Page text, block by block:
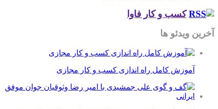
کسب و کار فاوا
آخرین ویدئو ها
آموزش کامل راه اندازی کسب و کار مجازی